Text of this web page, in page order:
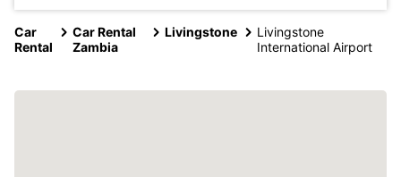
Car
Rental
Car Rental
Zambia
Livingstone
Livingstone
International Airport